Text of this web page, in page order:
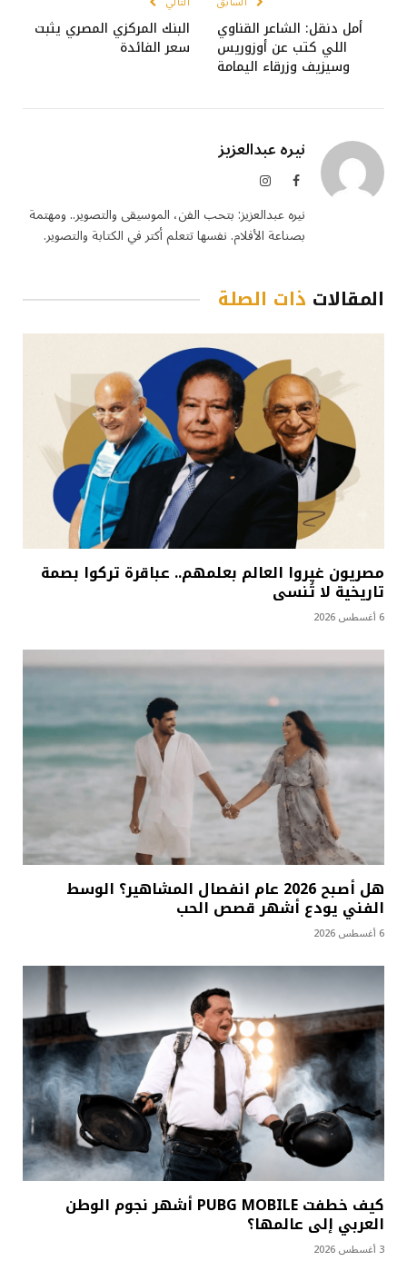
أمل دنقل: الشاعر القناوي
اللي كتب عن أوزوريس
وسيزيف وزرقاء اليمامة
البنك المركزي المصري يثبت
سعر الفائدة
نيره عبدالعزيز
فيسبوكالانستغرام
نيره عبدالعزيز: بتحب الفن، الموسيقى والتصوير.. ومهتمة
بصناعة الأفلام. نفسها تتعلم أكتر في الكتابة والتصوير.
المقالات ذات الصلة
مصريون غيروا العالم بعلمهم.. عباقرة تركوا بصمة
تاريخية لا تُنسى
6 أغسطس 2026
هل أصبح 2026 عام انفصال المشاهير؟ الوسط
الفني يودع أشهر قصص الحب
6 أغسطس 2026
كيف خطفت PUBG MOBILE أشهر نجوم الوطن
العربي إلى عالمها؟
3 أغسطس 2026